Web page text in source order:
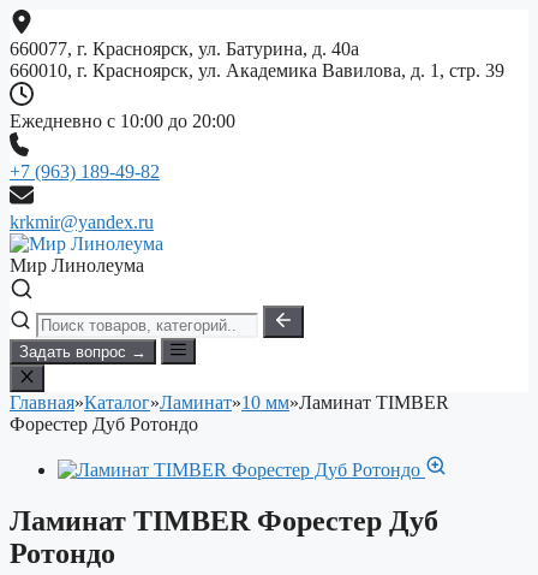
Перейти
к
содержимому
660077, г. Красноярск, ул. Батурина, д. 40а
660010, г. Красноярск, ул. Академика Вавилова, д. 1, стр. 39
Ежедневно с 10:00 до 20:00
+7 (963) 189-49-82
krkmir@yandex.ru
Мир Линолеума
Задать вопрос →
Главная»Каталог»Ламинат»10 мм»Ламинат TIMBER
Форестер Дуб Ротондо
Ламинат TIMBER Форестер Дуб
Ротондо